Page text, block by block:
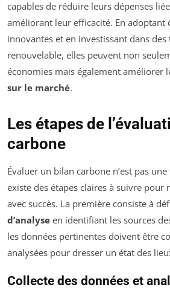
capables de réduire leurs dépenses
améliorant leur efficacité. En adoptant
innovantes et en investissant dans des
renouvelable, elles peuvent non
économies mais également améliorer
sur le marché.
Les étapes de
carbone
Évaluer un bilan carbone n’est pas
existe des étapes claires à suivre pour
avec succès. La première consiste à
d’analyse en identifiant les sources
les données pertinentes doivent être
analysées pour dresser un état des
Collecte des données et